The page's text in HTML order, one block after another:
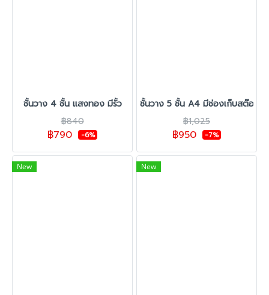
ชั้นวาง 4 ชั้น แสงทอง มีรั้ว
฿840
฿790 -6%
ชั้นวาง 5 ชั้น A4 มีช่องเก็บสต๊อก
฿1,025
฿950 -7%
New New